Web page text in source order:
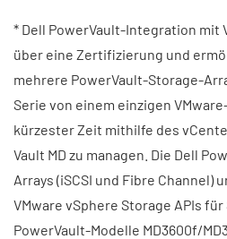
* Dell PowerVault-Integration mit
über eine Zertifizierung und
mehrere PowerVault-Storage-
Serie von einem einzigen
kürzester Zeit mithilfe des
Vault MD zu managen. Die Dell
Arrays (iSCSI und Fibre Channel)
VMware vSphere Storage APIs
PowerVault-Modelle MD3600f/